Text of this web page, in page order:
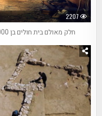
2207
חלק מאולם בית חולים בן 1000 שנה נחשף בירושלים העתיקה